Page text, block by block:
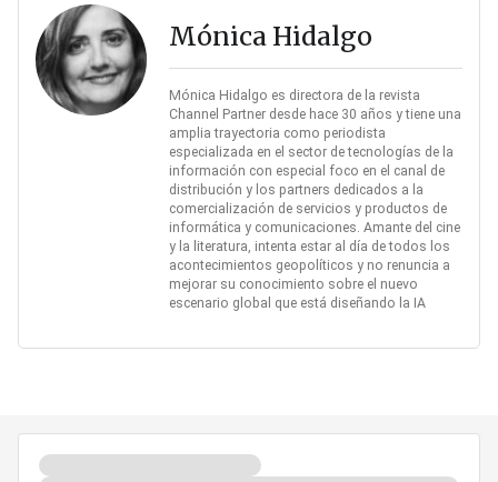
Mónica Hidalgo
Mónica Hidalgo es directora de la revista
Channel Partner desde hace 30 años y tiene una
amplia trayectoria como periodista
especializada en el sector de tecnologías de la
información con especial foco en el canal de
distribución y los partners dedicados a la
comercialización de servicios y productos de
informática y comunicaciones. Amante del cine
y la literatura, intenta estar al día de todos los
acontecimientos geopolíticos y no renuncia a
mejorar su conocimiento sobre el nuevo
escenario global que está diseñando la IA